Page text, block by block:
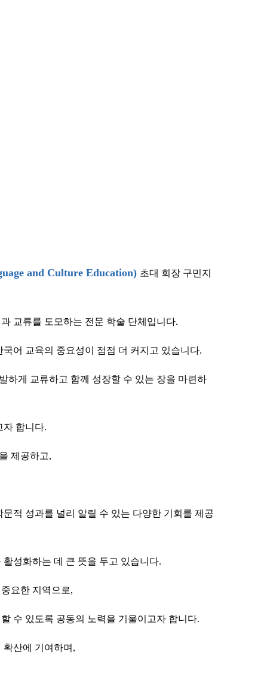
and Culture Education) 초대 회장 구민지
교류를 도모하는 전문 학술 단체입니다.
어 교육의 중요성이 점점 더 커지고 있습니다.
하게 교류하고 함께 성장할 수 있는 장을 마련하
자 합니다.
제공하고,
적 성과를 널리 알릴 수 있는 다양한 기회를 제공
성화하는 데 큰 뜻을 두고 있습니다.
요한 지역으로,
수 있도록 공동의 노력을 기울이고자 합니다.
산에 기여하며,